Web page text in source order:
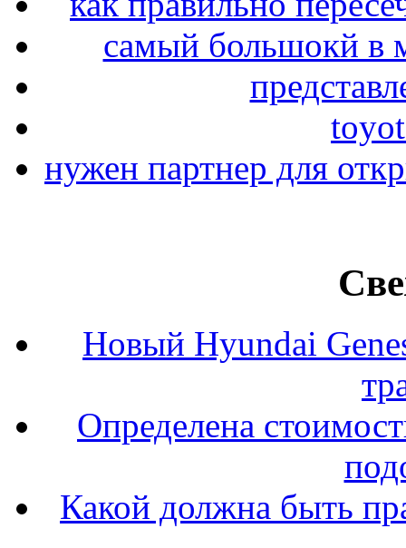
самый большокй в
нужен партнер для
Новый Hyundai
Определена
Какой должна быть